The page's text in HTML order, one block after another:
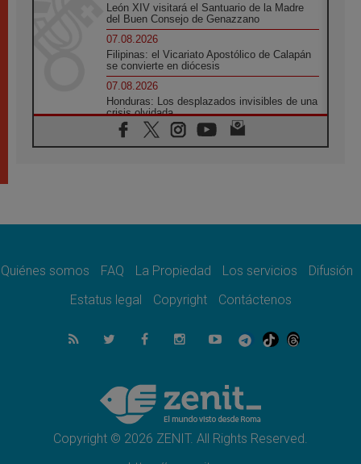
León XIV visitará el Santuario de la Madre
del Buen Consejo de Genazzano
07.08.2026
Filipinas: el Vicariato Apostólico de Calapán
se convierte en diócesis
07.08.2026
Honduras: Los desplazados invisibles de una
crisis olvidada
07.08.2026
Bokalic: "En Argentina el Papa León señalará
07.08.2026
07.08.2026
Universidades Católicas: «Exercises in
07.08.2026
Fortunatus Nwachukwu: la comunicación
SIGNIS 2026, dar voz a las religiosas en el
espacio público
Quiénes somos FAQ La Propiedad Los servicios
Difusión
Estatus legal
Copyright Contáctenos
Copyright © 2026 ZENIT. All Rights Reserved.